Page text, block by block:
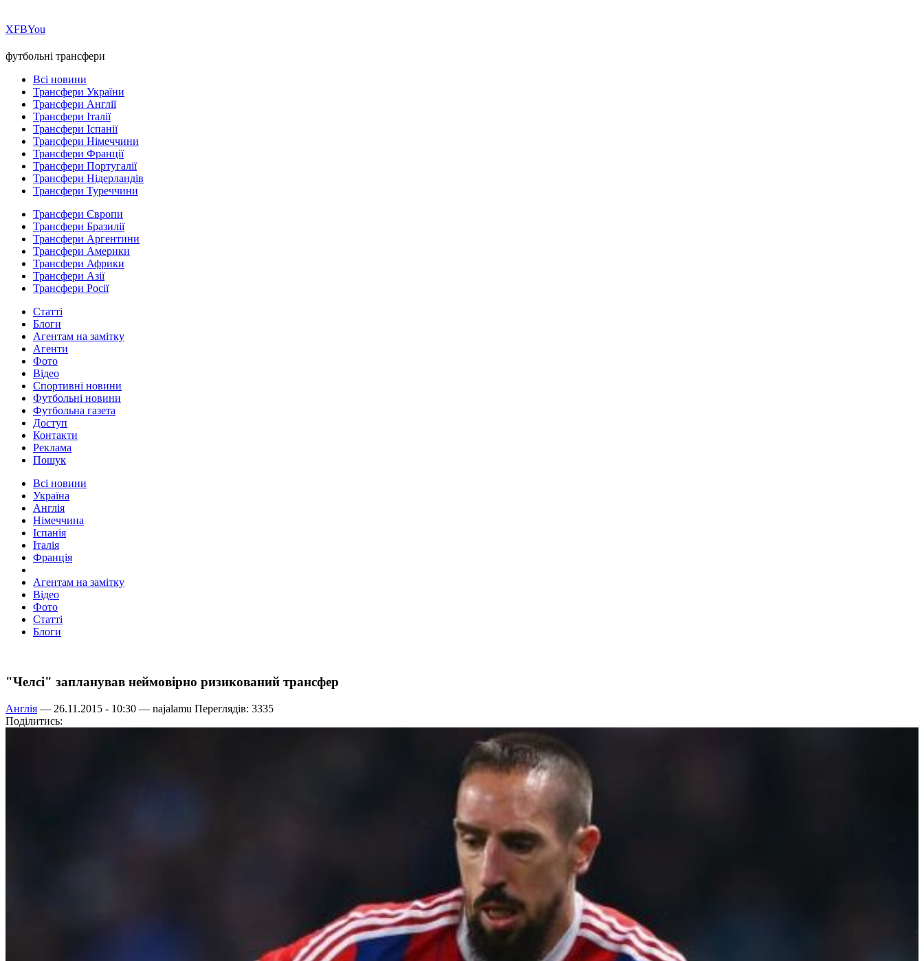
ХFBYou
футбольні трансфери
Всі новини
Трансфери України
Трансфери Англії
Трансфери Італії
Трансфери Іспанії
Трансфери Німеччини
Трансфери Франції
Трансфери Португалії
Трансфери Нідерландів
Трансфери Туреччини
Трансфери Європи
Трансфери Бразилії
Трансфери Аргентини
Трансфери Америки
Трансфери Африки
Трансфери Азії
Трансфери Росії
Статті
Блоги
Агентам на замітку
Агенти
Фото
Відео
Спортивні новини
Футбольні новини
Футбольна газета
Доступ
Контакти
Реклама
Пошук
Всі новини
Україна
Англія
Німеччина
Іспанія
Італія
Франція
Агентам на замітку
Відео
Фото
Статті
Блоги
"Челсі" запланував неймовірно ризикований трансфер
Англія — 26.11.2015 - 10:30 — najalamu Переглядів: 3335
Поділитись: